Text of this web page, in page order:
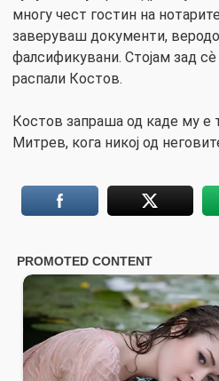
многу чест гостин на
заверуваш документи,
фалсификувани. Стојам зад
распали Костов.
Костов запраша од каде му е
Митрев, кога никој од